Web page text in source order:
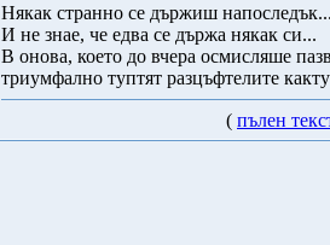
Някак странно се държиш
И не знае, че едва се държа някак си...
В онова, което до вчера осмисляше
триумфално туптят разцъфтелите
( пълен